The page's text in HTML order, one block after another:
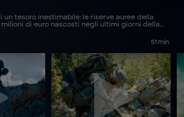
un tesoro inestimabile: le riserve auree della
milioni di euro nascosti negli ultimi giorni della
51 min